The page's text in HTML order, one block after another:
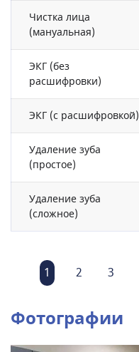
Чистка лица
(мануальная)
ЭКГ (без
расшифровки)
ЭКГ (с расшифровкой)
Удаление зуба
(простое)
Удаление зуба
(сложное)
1 2 3
Фотографии